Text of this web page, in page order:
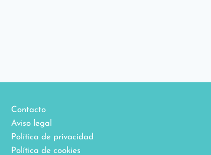
Contacto
Aviso legal
Política de privacidad
Política de cookies